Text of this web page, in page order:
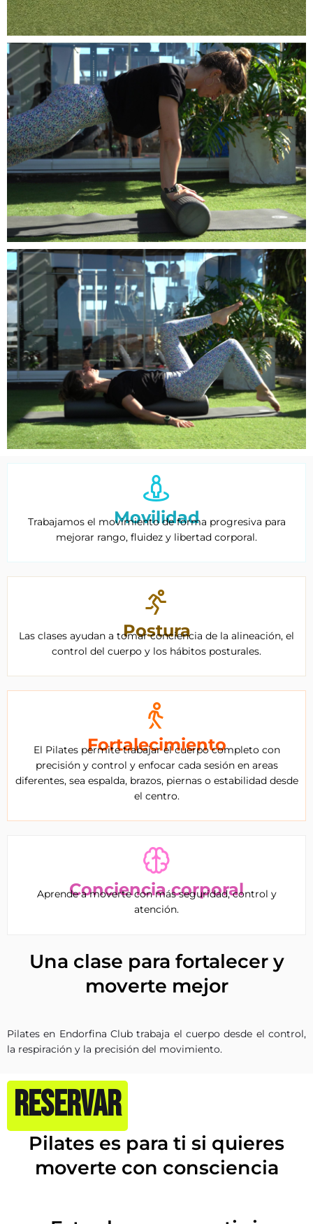
Movilidad
Trabajamos el movimiento de forma progresiva para
mejorar rango, fluidez y libertad corporal.
Postura
Las clases ayudan a tomar conciencia de la alineación, el
control del cuerpo y los hábitos posturales.
Fortalecimiento
El Pilates permite trabajar el cuerpo completo con
precisión y control y enfocar cada sesión en areas
diferentes, sea espalda, brazos, piernas o estabilidad desde
el centro.
Conciencia corporal
Aprende a moverte con más seguridad, control y
atención.
Una clase para fortalecer y
moverte mejor
Pilates en Endorfina Club trabaja el cuerpo desde el control,
la respiración y la precisión del movimiento.
RESERVAR
Pilates es para ti si quieres
moverte con consciencia